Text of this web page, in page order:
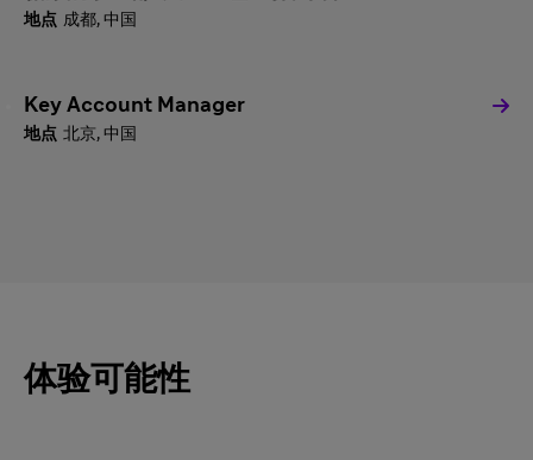
成都, 中国
Key Account Manager
北京, 中国
体验可能性